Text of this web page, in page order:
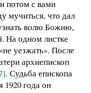
потом с вами
мучиться, что дал
волю Божию,
На одном листке
уезжать». После
архиепископ
. Судьба епископа
года он